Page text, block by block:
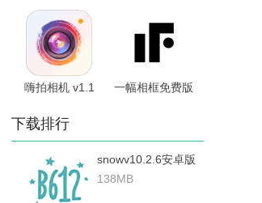
v5.0.5 安卓版
嗨拍相机 v1.1
一幅相框免费版
下载排行
snowv10.2.6安卓版
138MB